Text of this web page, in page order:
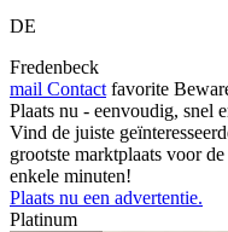
DE
Fredenbeck
mail Contact favorite
Plaats nu - eenvoudig, snel
Vind de juiste
grootste marktplaats voor
enkele minuten!
Plaats nu een advertentie.
Platinum